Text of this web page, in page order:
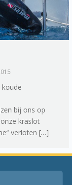
bij ons op
kraslot
verloten […]